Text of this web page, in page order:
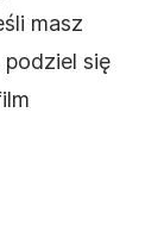
masz
podziel się